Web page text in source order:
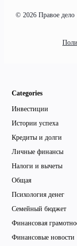
© 2026 Правое дело
Categories
Инвестиции
Истории успеха
Кредиты и долги
Личные финансы
Налоги и вычеты
Общая
Психология денег
Семейный бюджет
Финансовая
Финансовые новости